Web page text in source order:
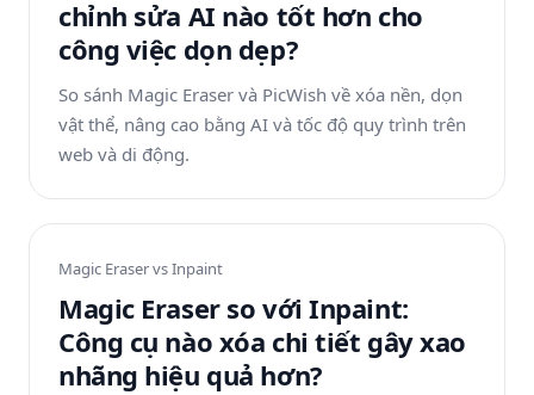
chỉnh sửa AI nào tốt hơn cho
công việc dọn dẹp?
So sánh Magic Eraser và PicWish về xóa nền, dọn
vật thể, nâng cao bằng AI và tốc độ quy trình trên
web và di động.
Magic Eraser vsInpaint
Magic Eraser so với Inpaint:
Công cụ nào xóa chi tiết gây xao
nhãng hiệu quả hơn?